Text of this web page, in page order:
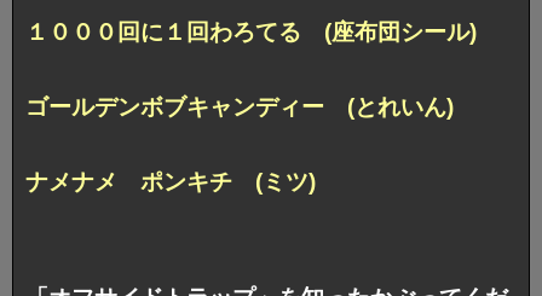
１０００回に１回わろてる (座布団シール)
ゴールデンボブキャンディー (とれいん)
ナメナメ ポンキチ (ミツ)